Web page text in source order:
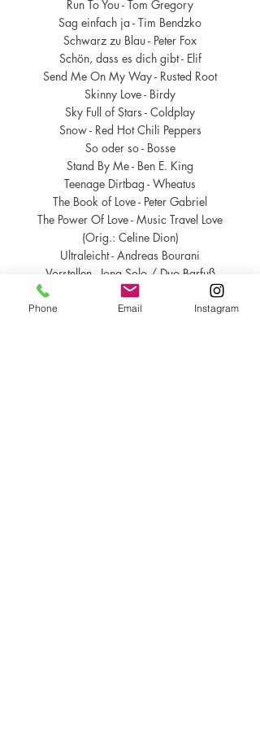
Run To You - Tom Gregory
Sag einfach ja - Tim Bendzko
Schwarz zu Blau - Peter Fox
Schön, dass es dich gibt - Elif
Send Me On My Way - Rusted Root
Skinny Love - Birdy
Sky Full of Stars - Coldplay
Snow - Red Hot Chili Peppers
So oder so - Bosse
Stand By Me - Ben E. King
Teenage Dirtbag - Wheatus
The Book of Love - Peter Gabriel
The Power Of Love - Music Travel Love
(Orig.: Celine Dion)
Ultraleicht - Andreas Bourani
Vorstellen - Jona Solo / Duo Barfuß
Watermelon Sugar - Harry Styles
When You Say Nothing at All - Ronan Keating
Phone Email Instagram